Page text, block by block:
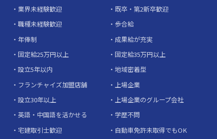
業界未経験歓迎
既卒・第2新卒歓迎
職種未経験歓迎
歩合給
年俸制
成果給が充実
固定給25万円以上
固定給35万円以上
設立5年以内
地域密着型
フランチャイズ加盟店舗
上場企業
設立30年以上
上場企業のグループ会社
英語・中国語を活かせる
学歴不問
宅建取引士歓迎
自動車免許未取得でもOK